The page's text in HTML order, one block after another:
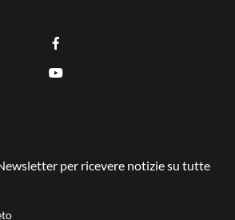
per ricevere notizie su tutte